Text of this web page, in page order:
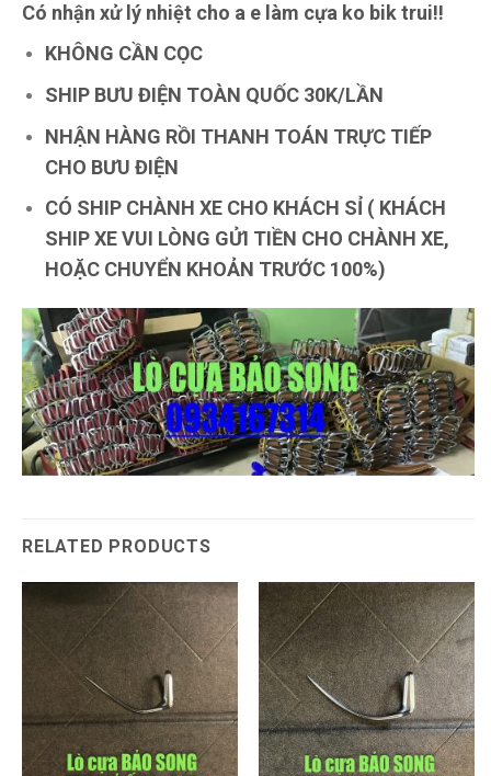
Có nhận xử lý nhiệt cho a e làm cựa ko bik trui!!
KHÔNG CẦN CỌC
SHIP BƯU ĐIỆN TOÀN QUỐC 30K/LẦN
NHẬN HÀNG RỒI THANH TOÁN TRỰC TIẾP
CHO BƯU ĐIỆN
CÓ SHIP CHÀNH XE CHO KHÁCH SỈ ( KHÁCH
SHIP XE VUI LÒNG GỬI TIỀN CHO CHÀNH XE,
HOẶC CHUYỂN KHOẢN TRƯỚC 100%)
RELATED PRODUCTS